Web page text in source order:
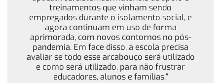
treinamentos que vinham sendo
empregados durante o isolamento social, e
agora continuam em uso de forma
aprimorada, com novos contornos no pós-
pandemia. Em face disso, a escola precisa
avaliar se todo esse arcabouço será utilizado
e como será utilizado, para não frustrar
educadores, alunos e famílias.”